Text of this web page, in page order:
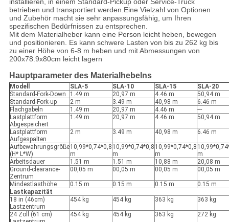
installieren, in einem Standard-Pickup oder Service-Truck
betrieben und transportiert werden.Eine Vielzahl von Optionen
und Zubehör macht sie sehr anpassungsfähig, um Ihren
spezifischen Bedürfnissen zu entsprechen.
Mit dem Materialheber kann eine Person leicht heben, bewegen
und positionieren. Es kann schwere Lasten von bis zu 262 kg bis
zu einer Höhe von 6-8 m heben und mit Abmessungen von
200x78.9x80cm leicht lagern
Hauptparameter des Materialhebelns
Modell SLA-5 SLA-10 SLA-15
SLA-20
Standard-Fork-Down
1.49 m 20,97 m 4.46 m
50,94 m
Standard-Fork-up
2 m 3.49 m 40,98 m
6.46 m
Flachgabeln
1.49 m 20,97 m 4.46 m
---
Lastplattform
Abgespeichert
1.49 m 20,97 m 4.46 m 50,94 m
Lastplattform
Aufgespalten
2 m 3.49 m 40,98 m 6.46 m
Aufbewahrungsgröße
(H* L*W)
10,99*0,74*0,8
m
10,99*0,74*0,8
m
10,99*0,74*0,8
m
m
Arbeitsdauer
1.51 m 1.51 m 10,88 m
20,08 m
Ground-clearance-
Zentrum
00,05 m 00,05 m 00,05 m 00,05 m
Mindestlasthöhe 0.15 m 0.15 m 0.15 m
0.15 m
Lastkapazität
18 in (46cm)
Lastzentrum
454 kg 454 kg 363 kg 363 kg
24 Zoll (61 cm)
454 kg 454 kg 363 kg 272 kg